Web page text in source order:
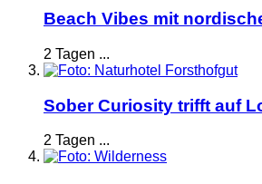
Beach Vibes mit
2 Tagen ...
Sober Curiosity trifft auf
2 Tagen ...